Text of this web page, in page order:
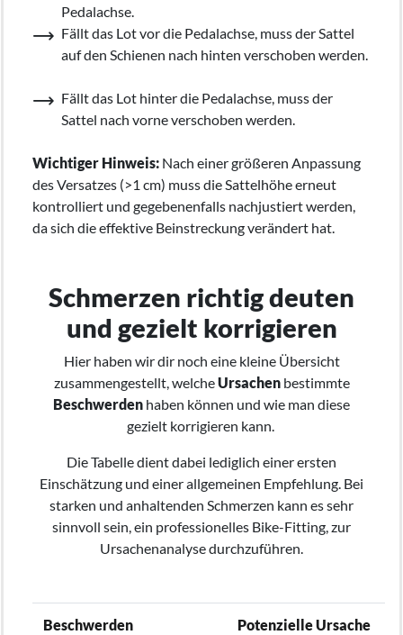
Pedalachse.
Fällt das Lot vor die Pedalachse, muss der Sattel
auf den Schienen nach hinten verschoben werden.
Fällt das Lot hinter die Pedalachse, muss der
Sattel nach vorne verschoben werden.
Wichtiger Hinweis: Nach einer größeren Anpassung
des Versatzes (>1 cm) muss die Sattelhöhe erneut
kontrolliert und gegebenenfalls nachjustiert werden,
da sich die effektive Beinstreckung verändert hat.
Schmerzen richtig deuten
und gezielt korrigieren
Hier haben wir dir noch eine kleine Übersicht
zusammengestellt, welcheUrsachen bestimmte
Beschwerden haben können und wie man diese
gezielt korrigieren kann.
Die Tabelle dient dabei lediglich einer ersten
Einschätzung und einer allgemeinen Empfehlung. Bei
starken und anhaltenden Schmerzen kann es sehr
sinnvoll sein, ein professionelles Bike-Fitting, zur
Ursachenanalyse durchzuführen.
Beschwerden Potenzielle Ursache